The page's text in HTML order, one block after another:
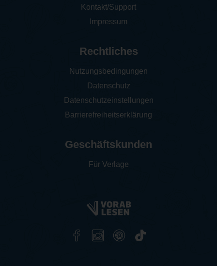
Kontakt/Support
Impressum
Rechtliches
Nutzungsbedingungen
Datenschutz
Datenschutzeinstellungen
Barrierefreiheitserklärung
Geschäftskunden
Für Verlage